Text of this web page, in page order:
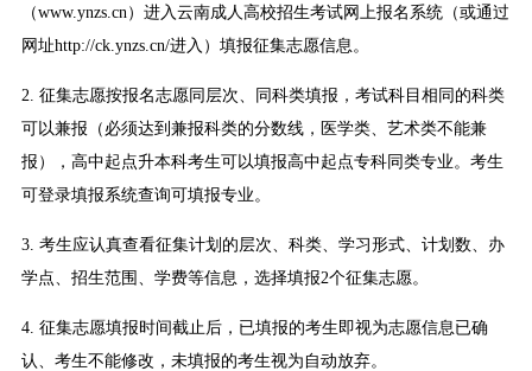
（www.ynzs.cn）进入云南成人高校招生考试网上报名系统（或通过
网址http://ck.ynzs.cn/进入）填报征集志愿信息。
2. 征集志愿按报名志愿同层次、同科类填报，考试科目相同的科类
可以兼报（必须达到兼报科类的分数线，医学类、艺术类不能兼
报），高中起点升本科考生可以填报高中起点专科同类专业。考生
可登录填报系统查询可填报专业。
3. 考生应认真查看征集计划的层次、科类、学习形式、计划数、办
学点、招生范围、学费等信息，选择填报2个征集志愿。
4. 征集志愿填报时间截止后，已填报的考生即视为志愿信息已确
认、考生不能修改，未填报的考生视为自动放弃。